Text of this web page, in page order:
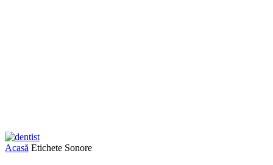
Acasă Etichete Sonore